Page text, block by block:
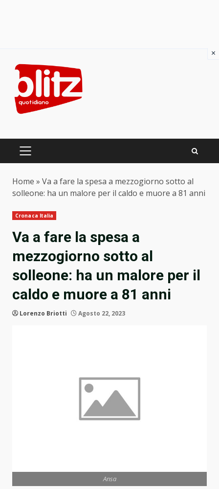
content
PRIMARY
Home » Va a fare la spesa a mezzogiorno sotto al
solleone: ha un malore per il caldo e muore a 81 anni
Cronaca Italia
Va a fare la spesa a
mezzogiorno sotto al
solleone: ha un malore per il
caldo e muore a 81 anni
Lorenzo Briotti Agosto 22, 2023
Ansa
×